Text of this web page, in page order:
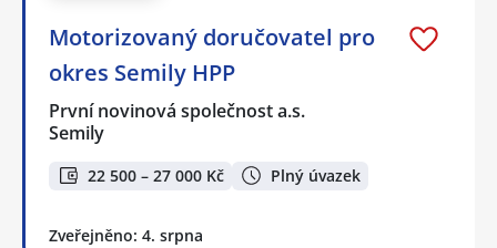
Motorizovaný doručovatel pro
okres Semily HPP
První novinová společnost a.s.
Semily
22 500 – 27 000 Kč Plný úvazek
Zveřejněno: 4. srpna